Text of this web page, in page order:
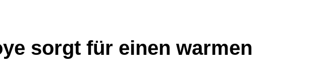
sorgt für einen warmen